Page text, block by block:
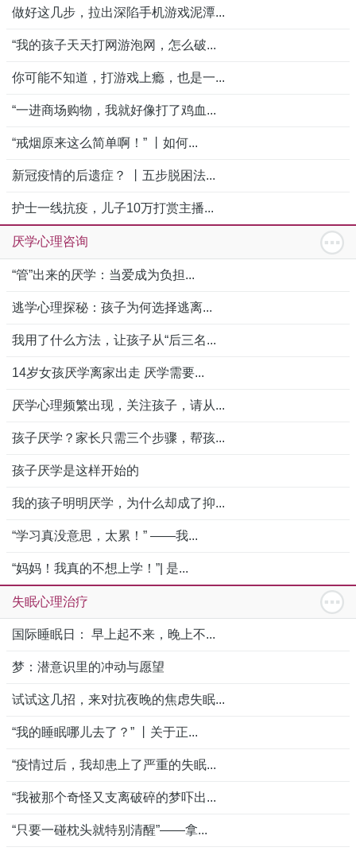
做好这几步，拉出深陷手机游戏泥潭...
“我的孩子天天打网游泡网，怎么破...
你可能不知道，打游戏上瘾，也是一...
“一进商场购物，我就好像打了鸡血...
“戒烟原来这么简单啊！” 丨如何...
新冠疫情的后遗症？ 丨五步脱困法...
护士一线抗疫，儿子10万打赏主播...
厌学心理咨询
“管”出来的厌学：当爱成为负担...
逃学心理探秘：孩子为何选择逃离...
我用了什么方法，让孩子从“后三名...
14岁女孩厌学离家出走 厌学需要...
厌学心理频繁出现，关注孩子，请从...
孩子厌学？家长只需三个步骤，帮孩...
孩子厌学是这样开始的
我的孩子明明厌学，为什么却成了抑...
“学习真没意思，太累！” ——我...
“妈妈！我真的不想上学！”| 是...
失眠心理治疗
国际睡眠日： 早上起不来，晚上不...
梦：潜意识里的冲动与愿望
试试这几招，来对抗夜晚的焦虑失眠...
“我的睡眠哪儿去了？” 丨关于正...
“疫情过后，我却患上了严重的失眠...
“我被那个奇怪又支离破碎的梦吓出...
“只要一碰枕头就特别清醒”——拿...